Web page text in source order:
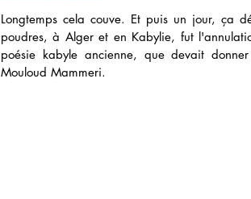
Longtemps cela couve. Et puis un jour,
poudres, à Alger et en Kabylie, fut
poésie kabyle ancienne, que devait
Mouloud Mammeri.